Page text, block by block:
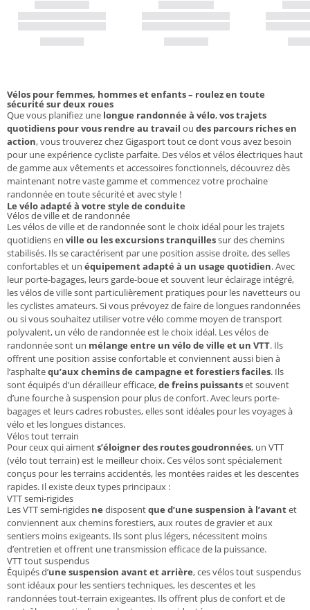
Vélos pour femmes, hommes et enfants – roulez en toute
sécurité sur deux roues
Que vous planifiez une longue randonnée à vélo,vos trajets
quotidiens pour vous rendre au travail ou des parcours riches en
action, vous trouverez chez Gigasport tout ce dont vous avez besoin
pour une expérience cycliste parfaite. Des vélos et vélos électriques haut
de gamme aux vêtements et accessoires fonctionnels, découvrez dès
maintenant notre vaste gamme et commencez votre prochaine
randonnée en toute sécurité et avec style !
Le vélo adapté à votre style de conduite
Vélos de ville et de randonnée
Les vélos de ville et de randonnée sont le choix idéal pour les trajets
quotidiens en ville ou les excursions tranquillessur des chemins
stabilisés. Ils se caractérisent par une position assise droite, des selles
confortables et un équipement adapté à un usage quotidien. Avec
leur porte-bagages, leurs garde-boue et souvent leur éclairage intégré,
les vélos de ville sont particulièrement pratiques pour les navetteurs ou
les cyclistes amateurs. Si vous prévoyez de faire de longues randonnées
ou si vous souhaitez utiliser votre vélo comme moyen de transport
polyvalent, un vélo de randonnée est le choix idéal. Les vélos de
randonnée sont un mélange entre un vélo de ville et un VTT. Ils
offrent une position assise confortable et conviennent aussi bien à
l’asphaltequ’aux chemins de campagne et forestiers faciles. Ils
sont équipés d’un dérailleur efficace,de freins puissantset souvent
d’une fourche à suspension pour plus de confort. Avec leurs porte-
bagages et leurs cadres robustes, elles sont idéales pour les voyages à
vélo et les longues distances.
Vélos tout terrain
Pour ceux qui aiments’éloigner des routes goudronnées, un VTT
(vélo tout terrain) est le meilleur choix. Ces vélos sont spécialement
conçus pour les terrains accidentés, les montées raides et les descentes
rapides. Il existe deux types principaux :
VTT semi-rigides
Les VTT semi-rigides ne disposentque d’une suspension à l’avantet
conviennent aux chemins forestiers, aux routes de gravier et aux
sentiers moins exigeants. Ils sont plus légers, nécessitent moins
d’entretien et offrent une transmission efficace de la puissance.
VTT tout suspendus
Équipés d’une suspension avant et arrière, ces vélos tout suspendus
sont idéaux pour les sentiers techniques, les descentes et les
randonnées tout-terrain exigeantes. Ils offrent plus de confort et de